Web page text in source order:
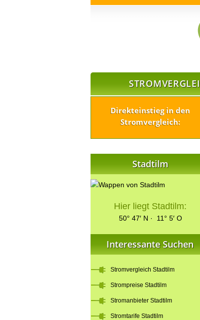
Direkteinstieg in den
Stromvergleich:
Stadtilm
Hier liegt Stadtilm:
50° 47′ N · 11° 5′ O
Interessante Suchen
Stromvergleich Stadtilm
Strompreise Stadtilm
Stromanbieter Stadtilm
Stromtarife Stadtilm